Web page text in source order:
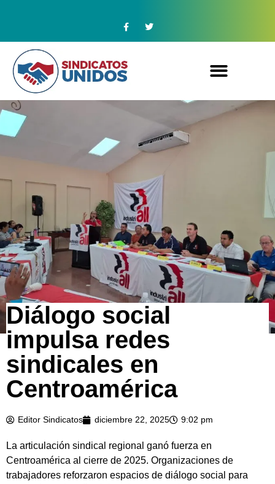
Diálogo social
impulsa redes
sindicales en
Centroamérica
Editor Sindicatos diciembre 22, 2025 9:02 pm
La articulación sindical regional ganó fuerza en
Centroamérica al cierre de 2025. Organizaciones de
trabajadores reforzaron espacios de diálogo social para